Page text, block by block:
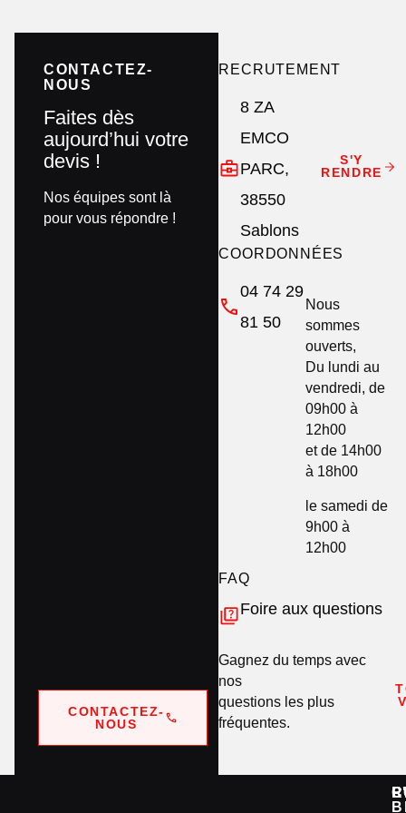
CONTACTEZ-
NOUS
Faites dès
aujourd’hui votre
devis !
Nos équipes sont là
pour vous répondre !
CONTACTEZ-
NOUS
RECRUTEMENT
8 ZA
EMCO
PARC,
38550
Sablons
S'Y
RENDRE
COORDONNÉES
04 74 29
81 50
Nous
sommes
ouverts,
Du lundi au
vendredi, de
09h00 à
12h00
et de 14h00
à 18h00
le samedi de
9h00 à
12h00
FAQ
Foire aux questions
Gagnez du temps avec
nos
questions les plus
fréquentes.